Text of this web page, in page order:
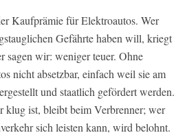
Kaufprämie für Elektroautos. Wer
Gefährte haben will, kriegt
sagen wir: weniger teuer. Ohne
nicht absetzbar, einfach weil sie am
und staatlich gefördert werden.
klug ist, bleibt beim Verbrenner; wer
sich leisten kann, wird belohnt.